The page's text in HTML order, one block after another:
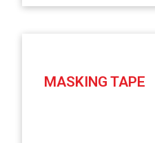
MASKING TAPE